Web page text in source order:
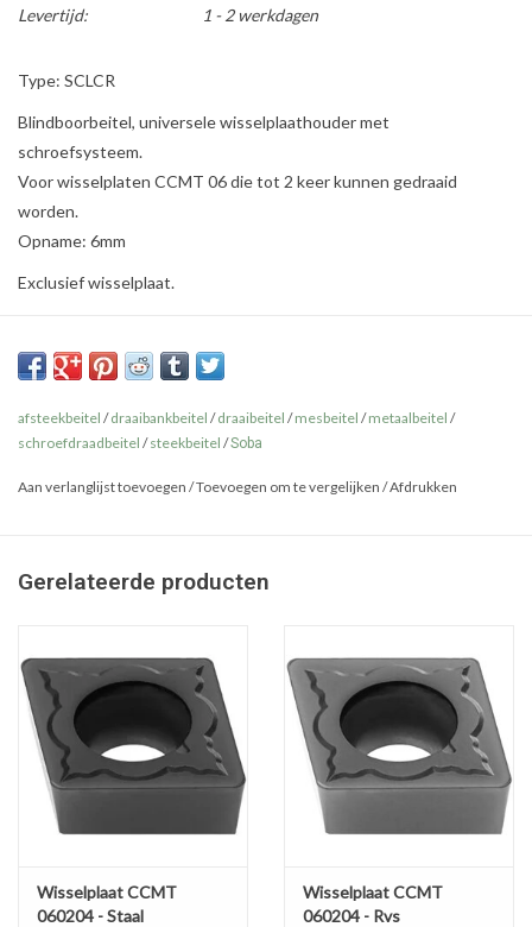
TIPS & KENNIS
Levertijd:
1 - 2 werkdagen
Type: SCLCR
Blindboorbeitel, universele wisselplaathouder met
schroefsysteem.
Voor wisselplaten CCMT 06 die tot 2 keer kunnen gedraaid
worden.
Opname: 6mm
Exclusief wisselplaat.
afsteekbeitel /draaibankbeitel /draaibeitel /mesbeitel /metaalbeitel /
schroefdraadbeitel /steekbeitel /Soba
Aan verlanglijst toevoegen /Toevoegen om te vergelijken /Afdrukken
Gerelateerde producten
Wisselplaat CCMT
060204 - Staal
Wisselplaat CCMT
060204 - Rvs